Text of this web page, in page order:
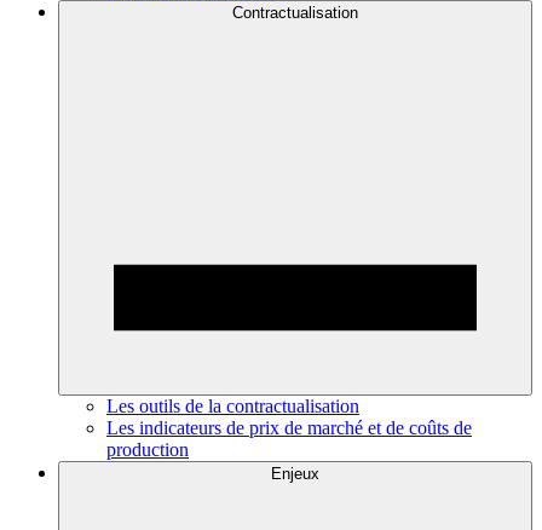
Contractualisation
Les outils de la contractualisation
Les indicateurs de prix de marché et de coûts de
production
Enjeux